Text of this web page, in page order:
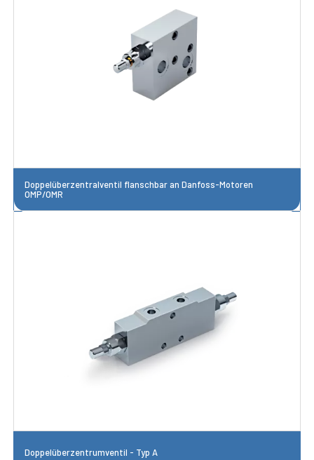
Doppelüberzentralventil flanschbar an Danfoss-Motoren
OMP/OMR
Doppelüberzentrumventil - Typ A